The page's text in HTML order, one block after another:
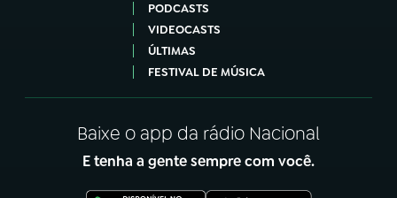
PODCASTS
VIDEOCASTS
ÚLTIMAS
FESTIVAL DE MÚSICA
Baixe o app da rádio Nacional
E tenha a gente sempre com você.